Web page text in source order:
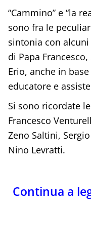
“Cammino” e “la
sono fra le
sintonia con
di Papa
Erio, anche in
educatore e
Si sono ricordate
Francesco
Zeno Saltini,
Nino Levratti.
Continua a